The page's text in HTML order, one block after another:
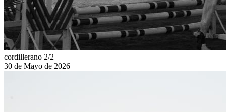
cordillerano 2/2
30 de Mayo de 2026